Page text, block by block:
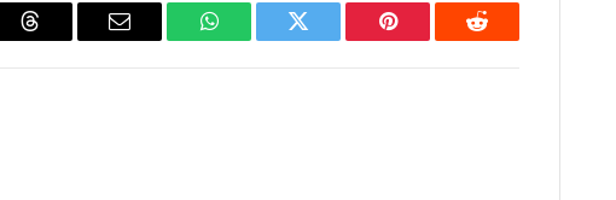
Threads Email WhatsAppTwitter Pinterest Reddit